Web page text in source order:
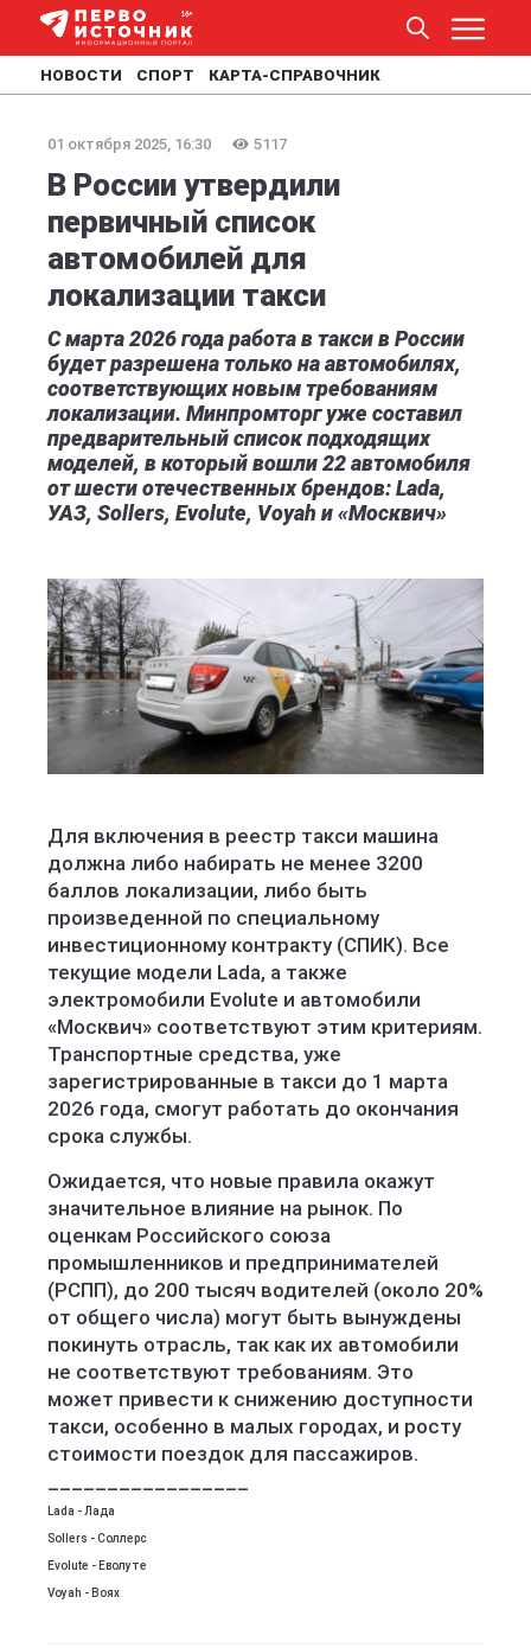
НОВОСТИ СПОРТ КАРТА-СПРАВОЧНИК
01 октября 2025, 16:30 5117
В России утвердили
первичный список
автомобилей для
локализации такси
С марта 2026 года работа в такси в России
будет разрешена только на автомобилях,
соответствующих новым требованиям
локализации. Минпромторг уже составил
предварительный список подходящих
моделей, в который вошли 22 автомобиля
от шести отечественных брендов: Lada,
УАЗ, Sollers, Evolute, Voyah и «Москвич»
Для включения в реестр такси машина
должна либо набирать не менее 3200
баллов локализации, либо быть
произведенной по специальному
инвестиционному контракту (СПИК). Все
текущие модели Lada, а также
электромобили Evolute и автомобили
«Москвич» соответствуют этим критериям.
Транспортные средства, уже
зарегистрированные в такси до 1 марта
2026 года, смогут работать до окончания
срока службы.
Ожидается, что новые правила окажут
значительное влияние на рынок. По
оценкам Российского союза
промышленников и предпринимателей
(РСПП), до 200 тысяч водителей (около 20%
от общего числа) могут быть вынуждены
покинуть отрасль, так как их автомобили
не соответствуют требованиям. Это
может привести к снижению доступности
такси, особенно в малых городах, и росту
стоимости поездок для пассажиров.
Lada - Лада
Sollers - Соллерс
Evolute - Еволуте
Voyah - Воях